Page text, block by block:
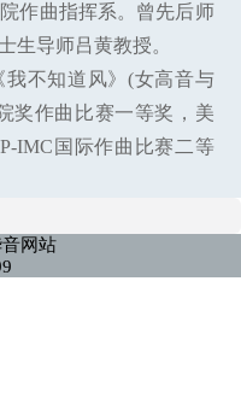
作曲指挥系。曾先后师
生导师吕黄教授。
不知道风》(女高音与
奖作曲比赛一等奖，美
IMC国际作曲比赛二等
网站